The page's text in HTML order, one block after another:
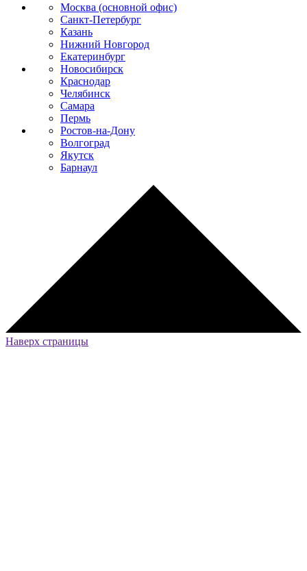
Москва (основной офис)
Санкт-Петербург
Казань
Нижний Новгород
Екатеринбург
Новосибирск
Краснодар
Челябинск
Самара
Пермь
Ростов-на-Дону
Волгоград
Якутск
Барнаул
Наверх страницы